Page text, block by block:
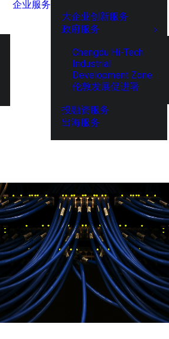
企业服务
大企业创新服务
政府服务
Chengdu Hi-Tech
Industrial
Development Zone
伦敦发展促进署
投融资服务
出海服务